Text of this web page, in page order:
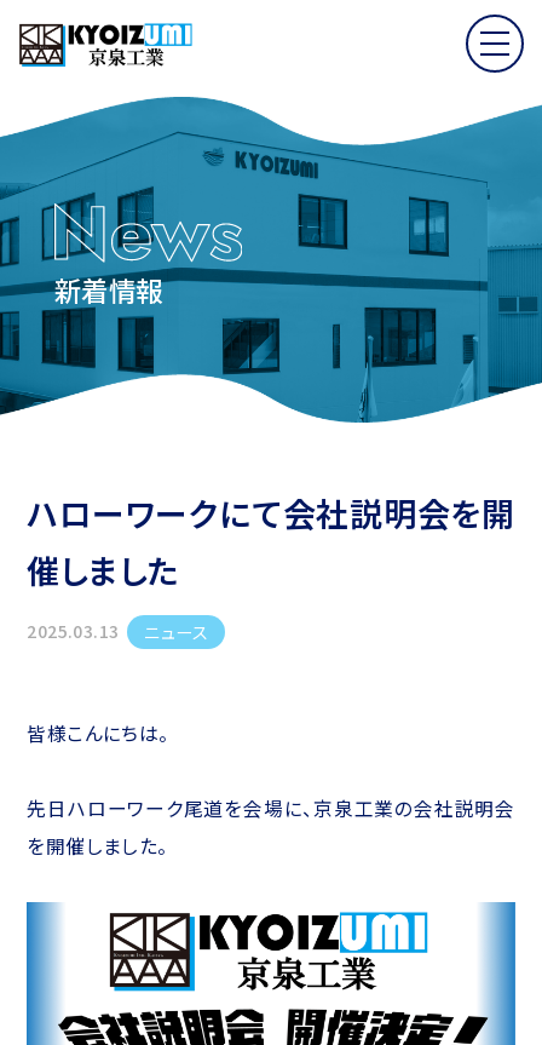
新着情報
ハローワークにて会社説明会を開
催しました
2025.03.13 ニュース
皆様こんにちは。
先日ハローワーク尾道を会場に、京泉工業の会社説明会
を開催しました。